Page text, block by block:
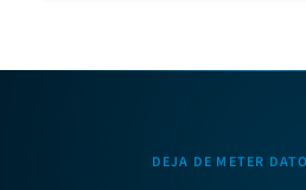
DEJA DE METER